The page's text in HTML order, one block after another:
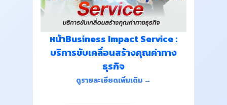
หน้าBusiness Impact Service :
บริการขับเคลื่อนสร้างคุณค่าทาง
ธุรกิจ
ดูรายละเอียดเพิ่มเติม →